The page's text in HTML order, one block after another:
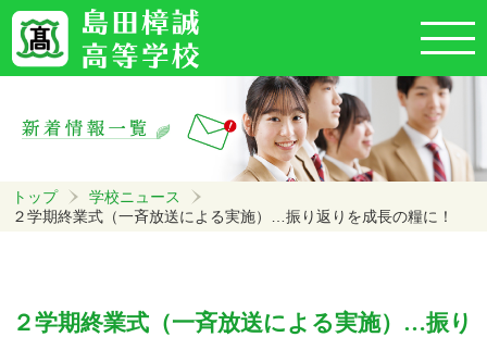
トップ
学校ニュース
２学期終業式（一斉放送による実施）…振り返りを成長の糧に！
２学期終業式（一斉放送による実施）…振り